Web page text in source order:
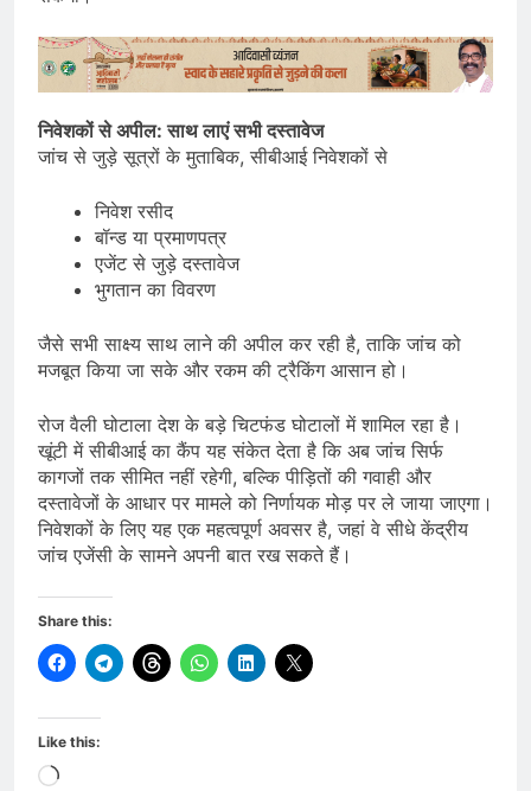
निवेशकों से अपील: साथ लाएं सभी दस्तावेज
जांच से जुड़े सूत्रों के मुताबिक, सीबीआई निवेशकों से
निवेश रसीद
बॉन्ड या प्रमाणपत्र
एजेंट से जुड़े दस्तावेज
भुगतान का विवरण
जैसे सभी साक्ष्य साथ लाने की अपील कर रही है, ताकि जांच को
मजबूत किया जा सके और रकम की ट्रैकिंग आसान हो।
रोज वैली घोटाला देश के बड़े चिटफंड घोटालों में शामिल रहा है।
खूंटी में सीबीआई का कैंप यह संकेत देता है कि अब जांच सिर्फ
कागजों तक सीमित नहीं रहेगी, बल्कि पीड़ितों की गवाही और
दस्तावेजों के आधार पर मामले को निर्णायक मोड़ पर ले जाया जाएगा।
निवेशकों के लिए यह एक महत्वपूर्ण अवसर है, जहां वे सीधे केंद्रीय
जांच एजेंसी के सामने अपनी बात रख सकते हैं।
Share this:
Like this:
Loading…